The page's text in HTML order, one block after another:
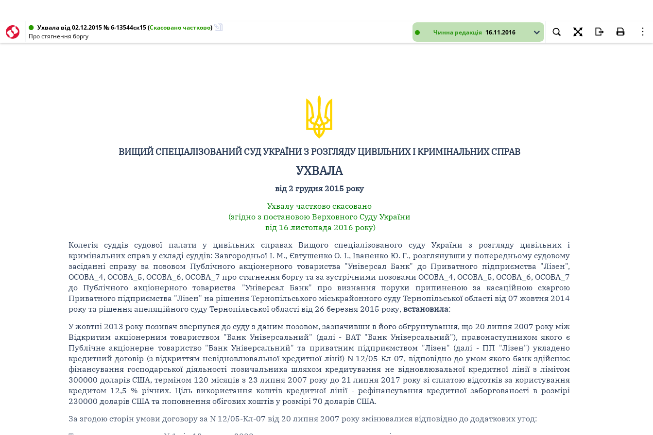
Чинна редакція 16.11.2016
Ухвала від 02.12.2015 № 6-13544ск15(Скасовано частково)
Про стягнення боргу
ВИЩИЙ СПЕЦІАЛІЗОВАНИЙ СУД УКРАЇНИ З РОЗГЛЯДУ ЦИВІЛЬНИХ І КРИМІНАЛЬНИХ СПРАВ
УХВАЛА
від 2 грудня 2015 року
Ухвалу частково скасовано
(згідно з постановою Верховного Суду України
від 16 листопада 2016 року)
Колегія суддів судової палати у цивільних справах Вищого спеціалізованого суду України з розгляду цивільних і
кримінальних справ у складі суддів: Завгородньої І. М., Євтушенко О. І., Іваненко Ю. Г., розглянувши у попередньому судовому
засіданні справу за позовом Публічного акціонерного товариства "Універсал Банк" до Приватного підприємства "Лізен",
ОСОБА_4, ОСОБА_5, ОСОБА_6, ОСОБА_7 про стягнення боргу та за зустрічними позовами ОСОБА_4, ОСОБА_5, ОСОБА_6, ОСОБА_7
до Публічного акціонерного товариства "Універсал Банк" про визнання поруки припиненою за касаційною скаргою
Приватного підприємства "Лізен" на рішення Тернопільського міськрайонного суду Тернопільської області від 07 жовтня 2014
року та рішення апеляційного суду Тернопільської області від 26 березня 2015 року, встановила:
У жовтні 2013 року позивач звернувся до суду з даним позовом, зазначивши в його обгрунтування, що 20 липня 2007 року між
Відкритим акціонерним товариством "Банк Універсальний" (далі - ВАТ "Банк Універсальний"), правонаступником якого є
Публічне акціонерне товариство "Банк Універсальний" та приватним підприємством "Лізен" (далі - ПП "Лізен") укладено
кредитний договір (з відкриттям невідновлювальної кредитної лінії) N 12/05-Кл-07, відповідно до умом якого банк здійснює
фінансування господарської діяльності позичальника шляхом кредитування не відновлювальної кредитної лінії з лімітом
300000 доларів США, терміном 120 місяців з 23 липня 2007 року до 21 липня 2017 року зі сплатою відсотків за користування
кредитом 12,5 % річних. Ціль використання коштів кредитної лінії - рефінансування кредитної заборгованості в розмірі
230000 доларів США та поповнення обігових коштів у розмірі 70 доларів США.
За згодою сторін умови договору за N 12/05-Кл-07 від 20 липня 2007 року змінювалися відповідно до додаткових угод: